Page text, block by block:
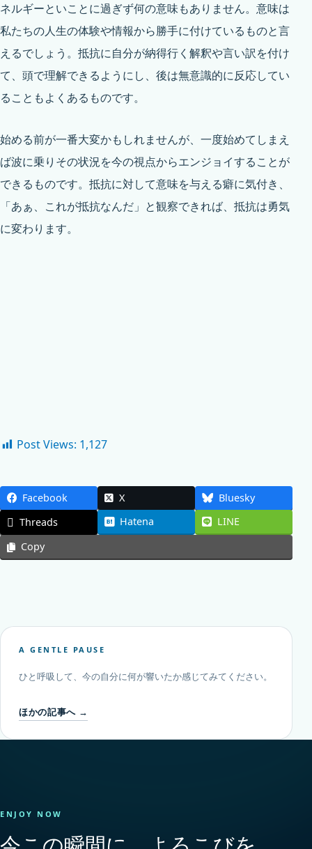
ネルギーといことに過ぎず何の意味もありません。意味は
私たちの人生の体験や情報から勝手に付けているものと言
えるでしょう。抵抗に自分が納得行く解釈や言い訳を付け
て、頭で理解できるようにし、後は無意識的に反応してい
ることもよくあるものです。
始める前が一番大変かもしれませんが、一度始めてしまえ
ば波に乗りその状況を今の視点からエンジョイすることが
できるものです。抵抗に対して意味を与える癖に気付き、
「あぁ、これが抵抗なんだ」と観察できれば、抵抗は勇気
に変わります。
Post Views: 1,127
Facebook X
Bluesky
Threads
Hatena
LINE
Copy
A GENTLE PAUSE
ひと呼吸して、今の自分に何が響いたか感じてみてください。
ほかの記事へ →
ENJOY NOW